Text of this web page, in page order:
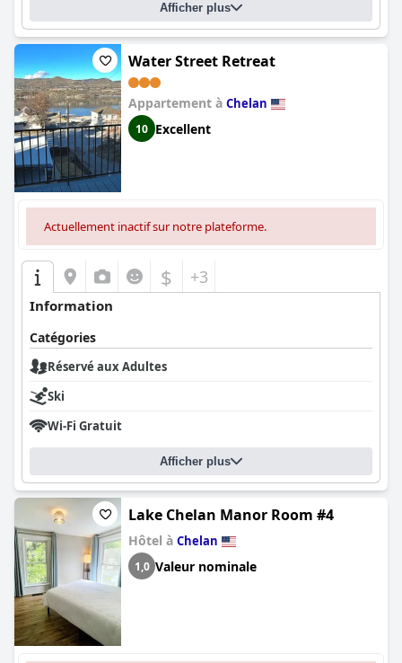
Afficher plus
Water Street Retreat
Appartement à Chelan
10 Excellent
Actuellement inactif sur notre plateforme.
$ +3
Information
Catégories
Réservé aux Adultes
Ski
Wi-Fi Gratuit
Afficher plus
Lake Chelan Manor Room #4
Hôtel à Chelan
1,0 Valeur nominale